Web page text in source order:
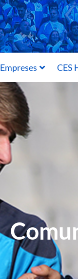
Empreses CES